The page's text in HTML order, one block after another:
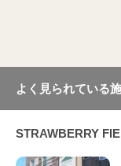
よく見られている
STRAWBERRY